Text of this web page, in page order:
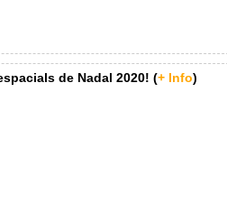
de Nadal 2020! (+ Info)